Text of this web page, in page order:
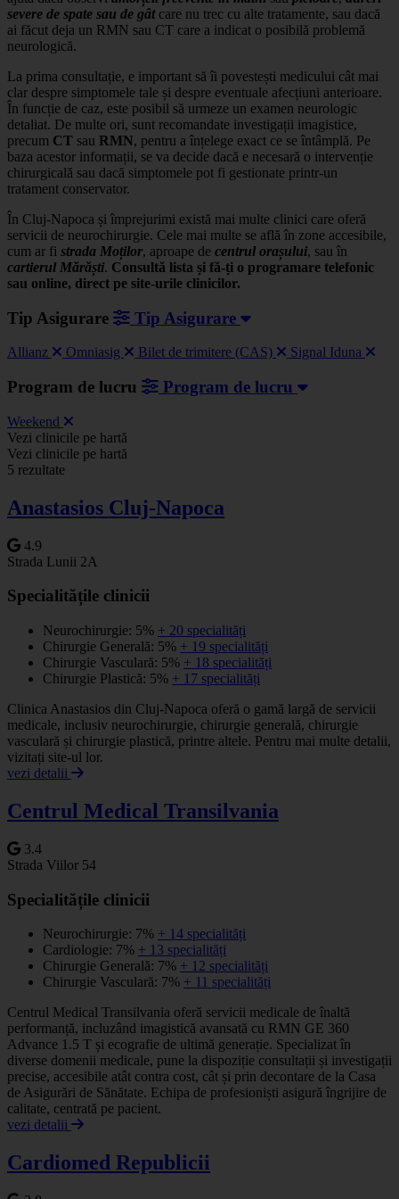
severe de spate sau de gâtcare nu trec cu alte tratamente, sau dacă
ai făcut deja un RMN sau CT care a indicat o posibilă problemă
neurologică.
La prima consultație, e important să îi povestești medicului cât mai
clar despre simptomele tale și despre eventuale afecțiuni anterioare.
În funcție de caz, este posibil să urmeze un examen neurologic
detaliat. De multe ori, sunt recomandate investigații imagistice,
precum CT sau RMN, pentru a înțelege exact ce se întâmplă. Pe
baza acestor informații, se va decide dacă e necesară o intervenție
chirurgicală sau dacă simptomele pot fi gestionate printr-un
tratament conservator.
În Cluj-Napoca și împrejurimi există mai multe clinici care oferă
servicii de neurochirurgie. Cele mai multe se află în zone accesibile,
cum ar fi strada Moților, aproape de centrul orașului, sau în
cartierul Mărăști. Consultă lista și fă-ți o programare telefonic
sau online, direct pe site-urile clinicilor.
Tip Asigurare Tip Asigurare
Allianz Omniasig Bilet de trimitere (CAS) Signal Iduna
Program de lucru Program de lucru
Weekend
+
−
Vezi clinicile pe hartă
Vezi clinicile pe hartă
5 rezultate
Anastasios Cluj-Napoca
4.9
Strada Lunii 2A
Specialitățile clinicii
Neurochirurgie: 5% + 20 specialități
Chirurgie Generală: 5% + 19 specialități
Chirurgie Vasculară: 5% + 18 specialități
Chirurgie Plastică: 5% + 17 specialități
Clinica Anastasios din Cluj-Napoca oferă o gamă largă de servicii
medicale, inclusiv neurochirurgie, chirurgie generală, chirurgie
vasculară și chirurgie plastică, printre altele. Pentru mai multe detalii,
vizitați site-ul lor.
vezi detalii
Centrul Medical Transilvania
3.4
Strada Viilor 54
Specialitățile clinicii
Neurochirurgie: 7% + 14 specialități
Cardiologie: 7% + 13 specialități
Chirurgie Generală: 7% + 12 specialități
Chirurgie Vasculară: 7% + 11 specialități
Centrul Medical Transilvania oferă servicii medicale de înaltă
performanță, incluzând imagistică avansată cu RMN GE 360
Advance 1.5 T și ecografie de ultimă generație. Specializat în
diverse domenii medicale, pune la dispoziție consultații și investigații
precise, accesibile atât contra cost, cât și prin decontare de la Casa
de Asigurări de Sănătate. Echipa de profesioniști asigură îngrijire de
calitate, centrată pe pacient.
vezi detalii
Cardiomed Republicii